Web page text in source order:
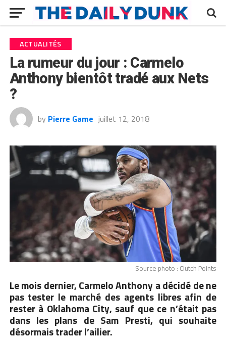
ACTUALITÉS
La rumeur du jour : Carmelo
Anthony bientôt tradé aux Nets
?
by Pierre Game juillet 12, 2018
Source photo : Clutch Points
Le mois dernier, Carmelo Anthony a décidé de ne
pas tester le marché des agents libres afin de
rester à Oklahoma City, sauf que ce n’était pas
dans les plans de Sam Presti, qui souhaite
désormais trader l’ailier.